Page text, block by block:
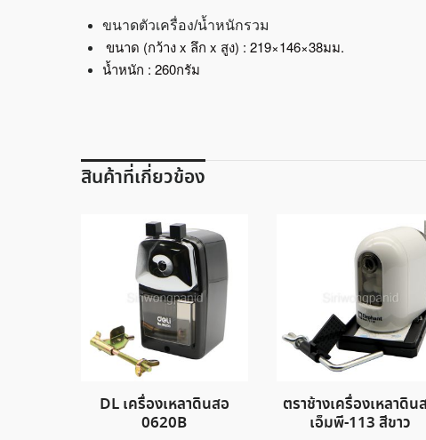
ขนาดตัวเครื่อง/น้ำหนักรวม
ขนาด (กว้าง x ลึก x สูง) : 219×146×38มม.
น้ำหนัก : 260กรัม
สินค้าที่เกี่ยวข้อง
DL เครื่องเหลาดินสอ
0620B
ตราช้างเครื่องเหลาดิน
เอ็มพี-113 สีขาว